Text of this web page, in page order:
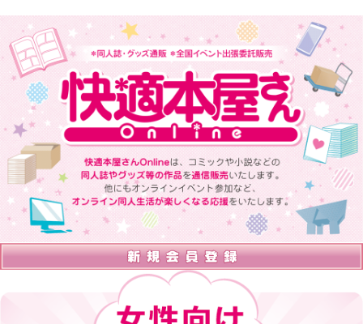
快適本屋さんOnlineは、 コミックや小説などの同人誌やグッズ等の
作品を通信販売いたします。